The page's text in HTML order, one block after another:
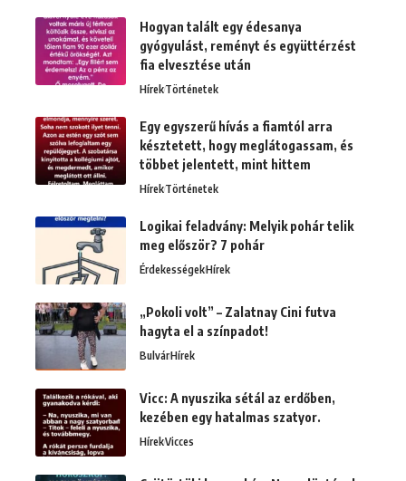
Hogyan talált egy édesanya
gyógyulást, reményt és együttérzést
fia elvesztése után
HírekTörténetek
Egy egyszerű hívás a fiamtól arra
késztetett, hogy meglátogassam, és
többet jelentett, mint hittem
HírekTörténetek
Logikai feladvány: Melyik pohár telik
meg először? 7 pohár
ÉrdekességekHírek
„Pokoli volt” – Zalatnay Cini futva
hagyta el a színpadot!
BulvárHírek
Vicc: A nyuszika sétál az erdőben,
kezében egy hatalmas szatyor.
HírekVicces